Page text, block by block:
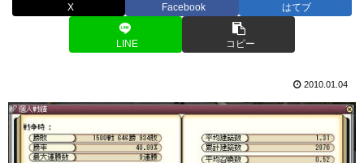
X Facebook はてブ
LINE コピー
2010.01.04